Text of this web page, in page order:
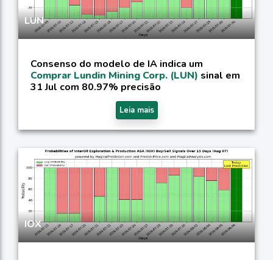
LUN
Consenso do modelo de IA indica um
Comprar Lundin Mining Corp. (LUN) sinal em
31 Jul com 80.97% precisão
Leia mais
IOX